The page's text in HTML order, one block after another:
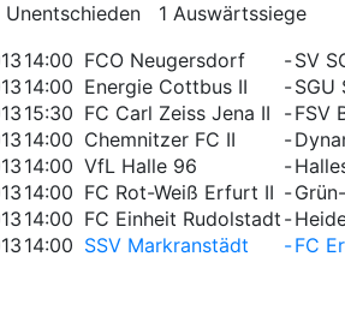
1 Auswärtssiege
14:00 FCO Neugersdorf -SV
14:00 Energie Cottbus II -SGU
15:30 FC Carl Zeiss Jena II -FSV
14:00 Chemnitzer FC II -
14:00 VfL Halle 96 -
14:00 FC Rot-Weiß Erfurt II -
14:00 FC Einheit Rudolstadt -
14:00 SSV Markranstädt -FC